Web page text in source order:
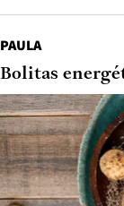
PAULA
Bolitas